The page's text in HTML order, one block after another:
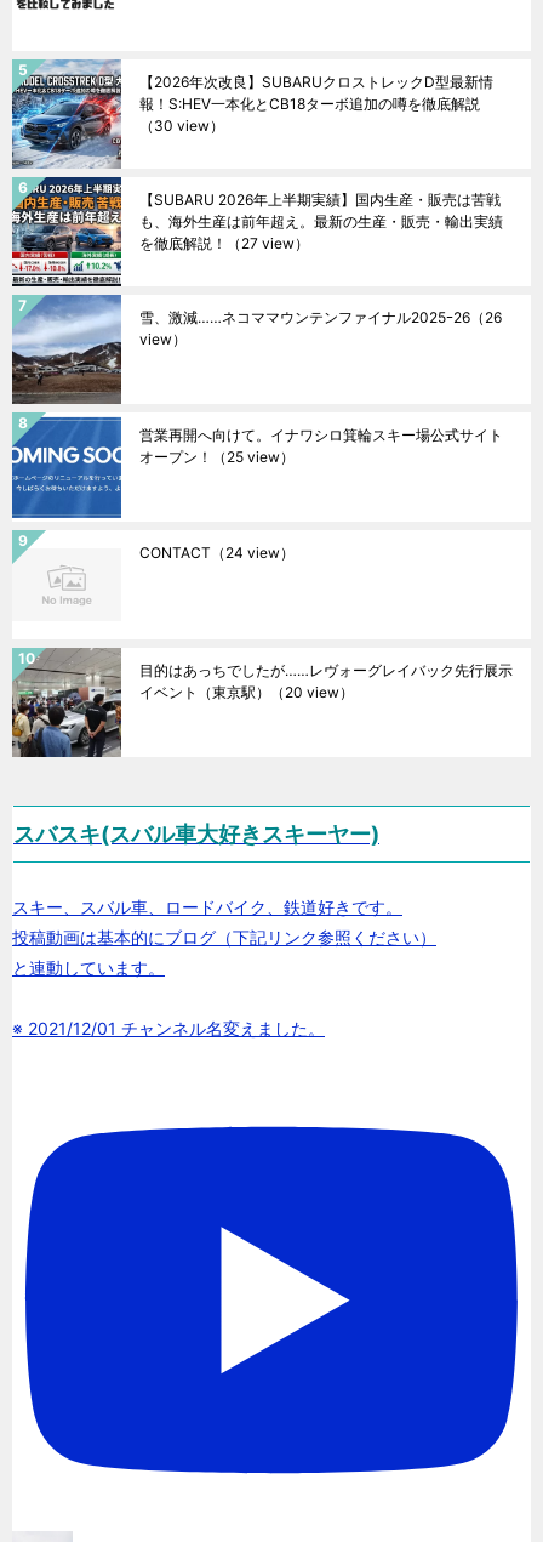
【2026年次改良】SUBARUクロストレックD型最新情
報！S:HEV一本化とCB18ターボ追加の噂を徹底解説
（30 view）
【SUBARU 2026年上半期実績】国内生産・販売は苦戦
も、海外生産は前年超え。最新の生産・販売・輸出実績
を徹底解説！
（27 view）
雪、激減……ネコママウンテンファイナル2025ｰ26 （26
view）
営業再開へ向けて。イナワシロ箕輪スキー場公式サイト
オープン！
（25 view）
CONTACT （24 view）
目的はあっちでしたが……レヴォーグレイバック先行展示
イベント（東京駅）
（20 view）
スバスキ(スバル車大好きスキーヤー)
スキー、スバル車、ロードバイク、鉄道好きです。
投稿動画は基本的にブログ（下記リンク参照ください）
と連動しています。
※ 2021/12/01 チャンネル名変えました。